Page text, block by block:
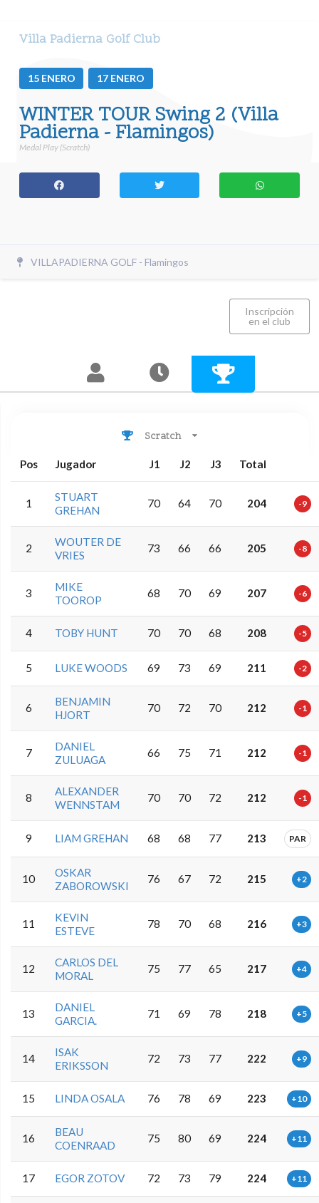
Villa Padierna Golf Club
15 ENERO 17 ENERO
WINTER TOUR Swing 2 (Villa
Padierna - Flamingos)
Medal Play (Scratch)
VILLAPADIERNA GOLF - Flamingos
Inscripción
en el club
Scratch
Pos Jugador J1 J2 J3 Total
1
STUART
GREHAN
70 64 70 204 -9
2
WOUTER DE
VRIES
73 66 66 205 -8
3
MIKE
TOOROP
68 70 69 207 -6
4 TOBY HUNT 70 70 68 208 -5
5 LUKE WOODS 69 73 69 211 -2
6
BENJAMIN
HJORT
70 72 70 212 -1
7
DANIEL
ZULUAGA
66 75 71 212 -1
8
ALEXANDER
WENNSTAM
70 70 72 212 -1
9 LIAM GREHAN 68 68 77 213 PAR
10
OSKAR
ZABOROWSKI
76 67 72 215 +2
11
KEVIN
ESTEVE
78 70 68 216 +3
12
CARLOS DEL
MORAL
75 77 65 217 +4
13
DANIEL
GARCIA.
71 69 78 218 +5
14
ISAK
ERIKSSON
72 73 77 222 +9
15 LINDA OSALA 76 78 69 223 +10
16
BEAU
COENRAAD
75 80 69 224 +11
17 EGOR ZOTOV 72 73 79 224 +11